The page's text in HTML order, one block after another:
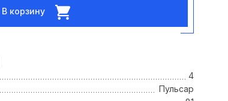
В корзину
4
Пульсар